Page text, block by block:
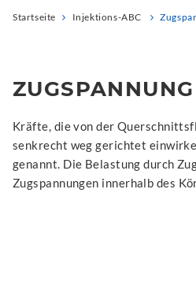
Startseite Injektions-ABC
ZUGSPANNUNG
Kräfte, die von der
senkrecht weg gerichtet
genannt. Die Belastung durch
Zugspannungen innerhalb des